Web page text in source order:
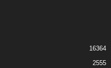
16364
2555